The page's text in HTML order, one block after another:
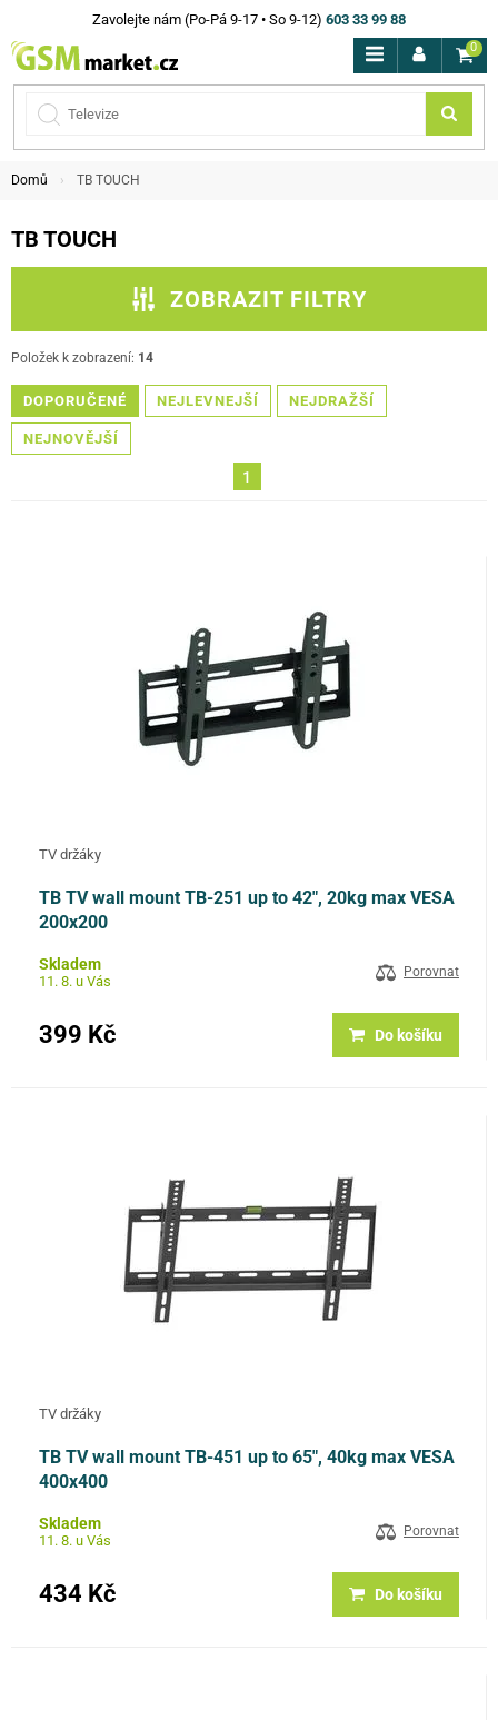
Zavolejte nám (Po-Pá 9-17 • So 9-12) 603 33 99 88
0
Domů TB TOUCH
TB TOUCH
ZOBRAZIT FILTRY
CENA
BARVA
FILTROVAT
Položek k zobrazení: 14
DOPORUČENÉ NEJLEVNEJŠÍ NEJDRAŽŠÍ
NEJNOVĚJŠÍ
1
TV držáky
TB TV wall mount TB-251 up to 42", 20kg max VESA
200x200
Skladem
11. 8. u Vás
Porovnat
399 Kč Do košíku
TV držáky
TB TV wall mount TB-451 up to 65", 40kg max VESA
400x400
Skladem
11. 8. u Vás
Porovnat
434 Kč Do košíku